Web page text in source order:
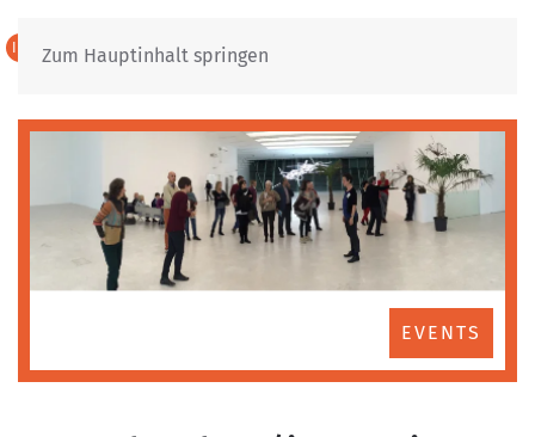
Zum Hauptinhalt springen
IT DE
EVENTS